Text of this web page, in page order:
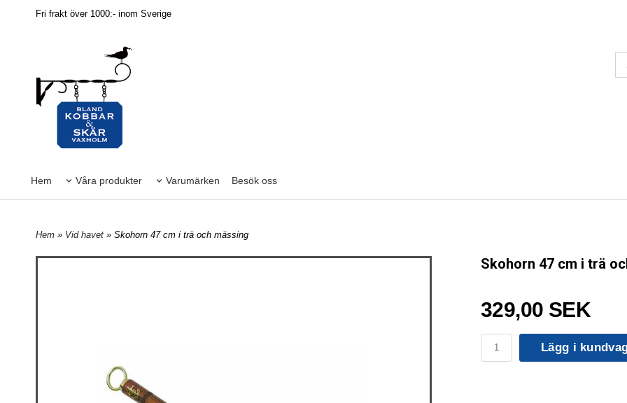
Fri frakt över 1000:- inom Sverige
Hem Våra produkter Varumärken Besök oss
Hem » Vid havet » Skohorn 47 cm i trä och mässing
Skohorn 47 cm i trä
329,00 SEK
Lägg i